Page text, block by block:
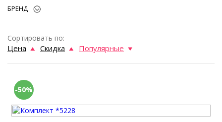
БРЕНД
Сортировать по:
Цена Скидка Популярные
-50%